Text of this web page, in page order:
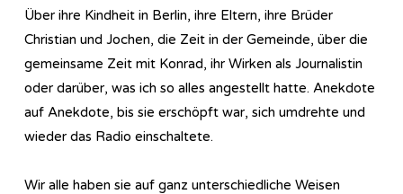
Über ihre Kindheit in Berlin, ihre Eltern, ihre Brüder
Christian und Jochen, die Zeit in der Gemeinde, über die
gemeinsame Zeit mit Konrad, ihr Wirken als Journalistin
oder darüber, was ich so alles angestellt hatte. Anekdote
auf Anekdote, bis sie erschöpft war, sich umdrehte und
wieder das Radio einschaltete.
Wir alle haben sie auf ganz unterschiedliche Weisen